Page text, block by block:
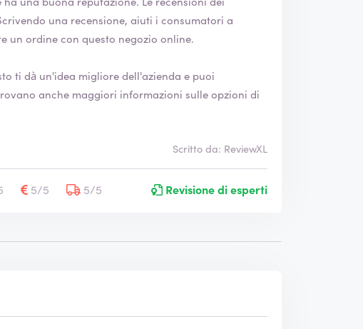
o
n
e
s
a
un ordine con questo negozio online.
Scritto da: ReviewXL
5/5 5/5 Revisione di esperti